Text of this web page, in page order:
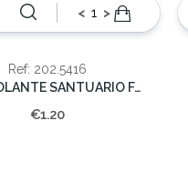
< >
Ref: 202.5416
AUTOCOLANTE SANTUARIO FÁTIMA (PRETO)
€1.20